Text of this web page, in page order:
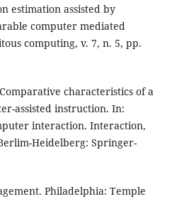
estimation assisted by
computer mediated
computing, v. 7, n. 5, pp.
characteristics of a
assisted instruction. In:
interaction. Interaction,
Heidelberg: Springer-
Philadelphia: Temple